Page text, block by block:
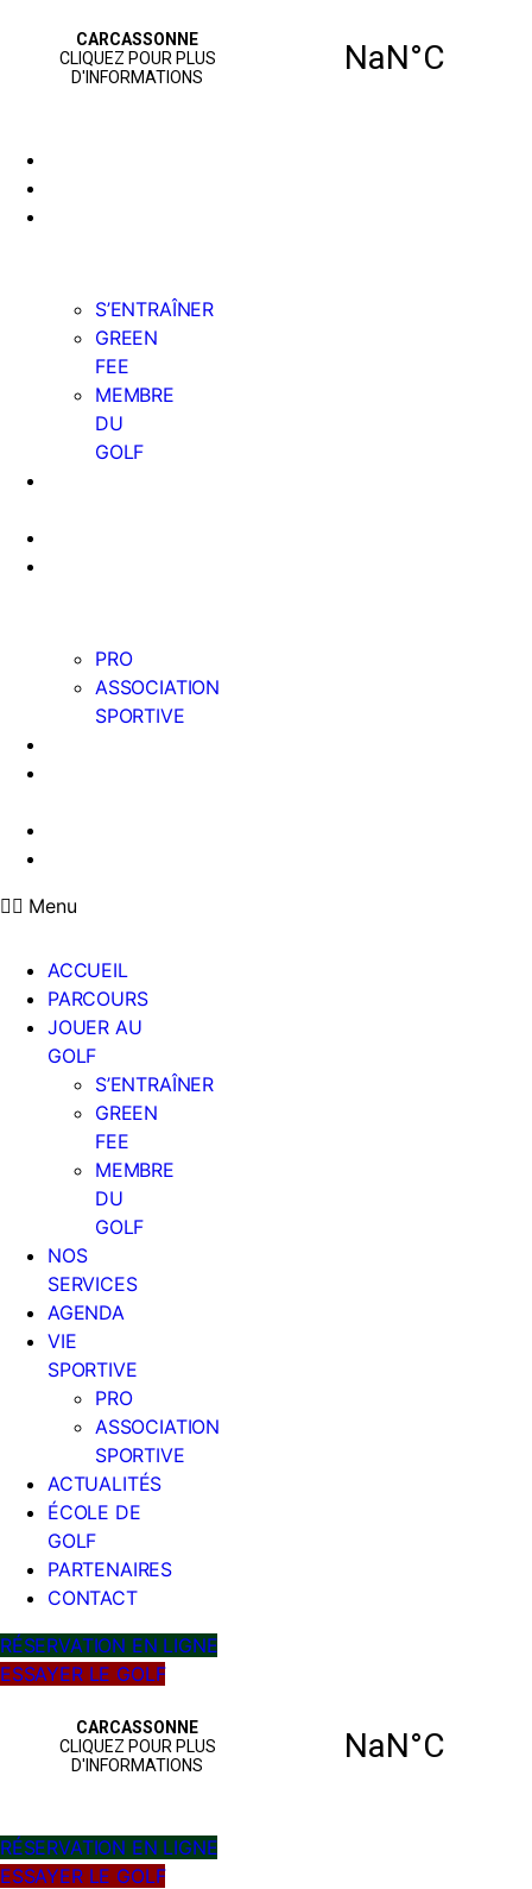
S’ENTRAÎNER
GREEN
FEE
MEMBRE
DU
GOLF
PRO
ASSOCIATION
SPORTIVE
Menu
ACCUEIL
PARCOURS
JOUER AU
GOLF
S’ENTRAÎNER
GREEN
FEE
MEMBRE
DU
GOLF
NOS
SERVICES
AGENDA
VIE
SPORTIVE
PRO
ASSOCIATION
SPORTIVE
ACTUALITÉS
ÉCOLE DE
GOLF
PARTENAIRES
CONTACT
RÉSERVATION EN LIGNE
ESSAYER LE GOLF
RÉSERVATION EN LIGNE
ESSAYER LE GOLF